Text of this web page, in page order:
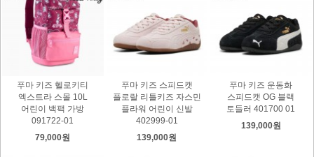
푸마 키즈 헬로키티
엑스트라 스몰 10L
어린이 백팩 가방
091722-01
79,000원
푸마 키즈 스피드캣
플로랄 리틀키즈 자스민
플라워 어린이 신발
402999-01
139,000원
푸마 키즈 운동화
스피드캣 OG 블랙
토들러 401700 01
139,000원